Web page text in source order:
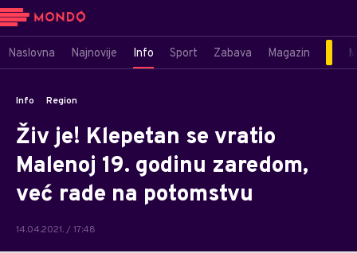
Naslovna Najnovije Info Sport Zabava Magazin
Info Region
Živ je! Klepetan se vratio
Malenoj 19. godinu zaredom,
već rade na potomstvu
14.04.2021. / 17:48